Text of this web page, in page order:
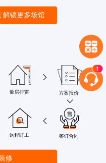
解锁更多场馆
量房排雷 方案报价
远程盯工 签订合同
修